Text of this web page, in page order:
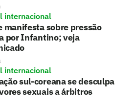
internacional
manifesta sobre pressão
por Infantino; veja
internacional
sul-coreana se desculpa
sexuais a árbitros